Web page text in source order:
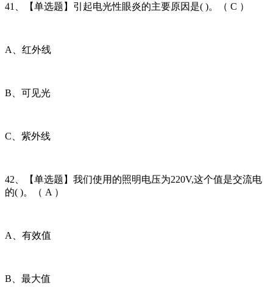
41、【单选题】引起电光性眼炎的主要原因是( )。（ C ）
A、红外线
B、可见光
C、紫外线
42、【单选题】我们使用的照明电压为220V,这个值是交流电
的( )。（ A ）
A、有效值
B、最大值